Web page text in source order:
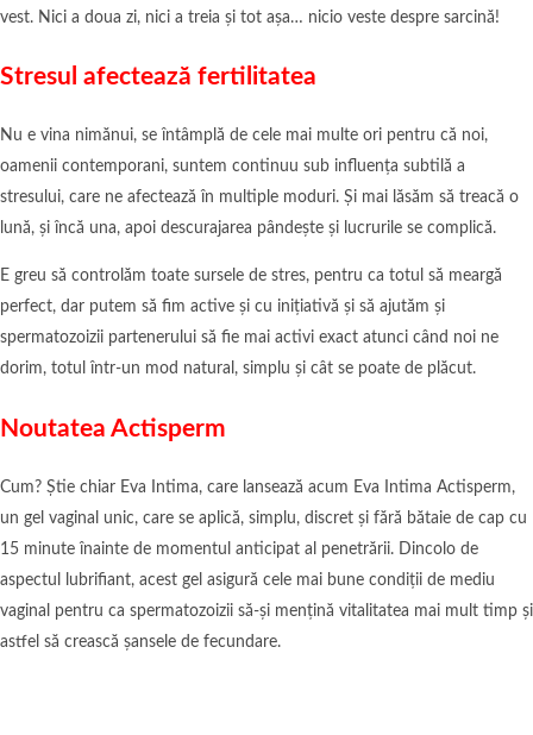
vest. Nici a doua zi, nici a treia și tot așa… nicio veste despre sarcină!
Stresul afectează fertilitatea
Nu e vina nimănui, se întâmplă de cele mai multe ori pentru că noi,
oamenii contemporani, suntem continuu sub influența subtilă a
stresului, care ne afectează în multiple moduri. Și mai lăsăm să treacă o
lună, și încă una, apoi descurajarea pândește și lucrurile se complică.
E greu să controlăm toate sursele de stres, pentru ca totul să meargă
perfect, dar putem să fim active și cu inițiativă și să ajutăm și
spermatozoizii partenerului să fie mai activi exact atunci când noi ne
dorim, totul într-un mod natural, simplu și cât se poate de plăcut.
Noutatea Actisperm
Cum? Știe chiar Eva Intima, care lansează acum Eva Intima Actisperm,
un gel vaginal unic, care se aplică, simplu, discret și fără bătaie de cap cu
15 minute înainte de momentul anticipat al penetrării. Dincolo de
aspectul lubrifiant, acest gel asigură cele mai bune condiții de mediu
vaginal pentru ca spermatozoizii să-și mențină vitalitatea mai mult timp și
astfel să crească șansele de fecundare.